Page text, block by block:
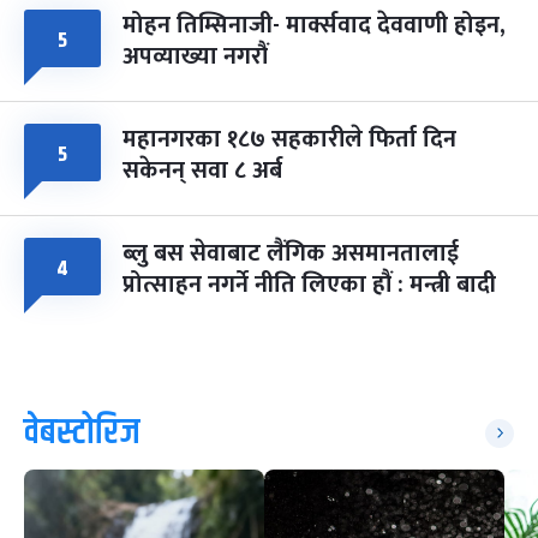
५ मोहन तिम्सिनाजी- मार्क्सवाद देववाणी होइन,
अपव्याख्या नगरौं
५ महानगरका १८७ सहकारीले फिर्ता दिन
सकेनन् सवा ८ अर्ब
४ ब्लु बस सेवाबाट लैंगिक असमानतालाई
प्रोत्साहन नगर्ने नीति लिएका हौं : मन्त्री बादी
वेबस्टोरिज